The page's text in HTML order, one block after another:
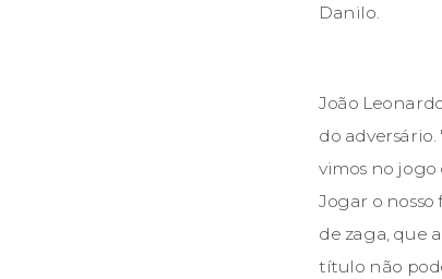
Danilo.
João
do
vimos no jogo
Jogar o
de zaga, que
título não